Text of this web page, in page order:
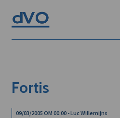
Fortis
09/03/2005 OM 00:00 - Luc Willemijns